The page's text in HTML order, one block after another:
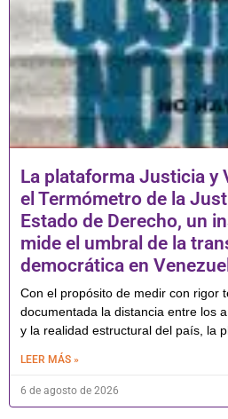
La plataforma Justicia y
el Termómetro de la
Estado de Derecho, un
mide el umbral de la
democrática en
Con el propósito de medir con rigor
documentada la distancia entre los
y la realidad estructural del país, la
LEER MÁS »
6 de agosto de 2026